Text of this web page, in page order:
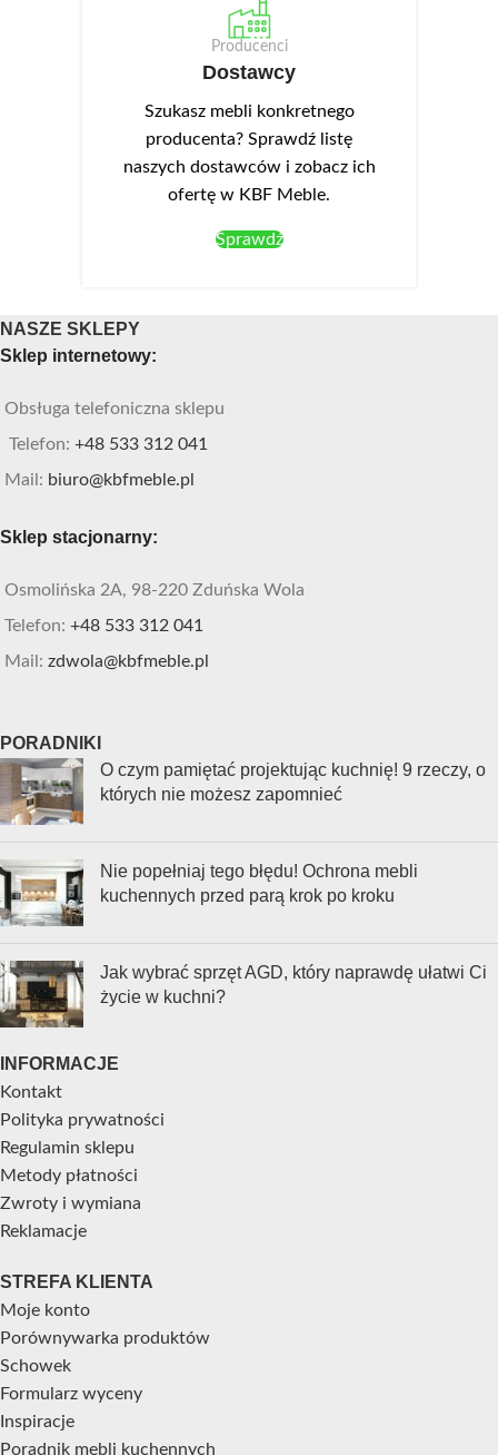
Producenci
Dostawcy
Szukasz mebli konkretnego
producenta? Sprawdź listę
naszych dostawców i zobacz ich
ofertę w KBF Meble.
Sprawdź
NASZE SKLEPY
Sklep internetowy:
Obsługa telefoniczna sklepu
Telefon: +48 533 312 041
Mail: biuro@kbfmeble.pl
Sklep stacjonarny:
Osmolińska 2A, 98-220 Zduńska Wola
Telefon: +48 533 312 041
Mail: zdwola@kbfmeble.pl
PORADNIKI
O czym pamiętać projektując kuchnię! 9 rzeczy, o
których nie możesz zapomnieć
Nie popełniaj tego błędu! Ochrona mebli
kuchennych przed parą krok po kroku
Jak wybrać sprzęt AGD, który naprawdę ułatwi Ci
życie w kuchni?
INFORMACJE
Kontakt
Polityka prywatności
Regulamin sklepu
Metody płatności
Zwroty i wymiana
Reklamacje
STREFA KLIENTA
Moje konto
Porównywarka produktów
Schowek
Formularz wyceny
Inspiracje
Poradnik mebli kuchennych